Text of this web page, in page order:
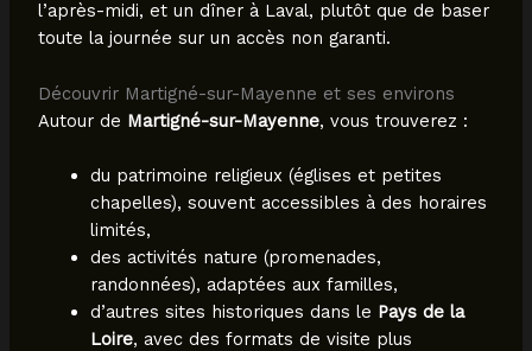
l’après-midi, et un dîner à Laval, plutôt que de baser
toute la journée sur un accès non garanti.
Découvrir Martigné-sur-Mayenne et ses environs
Autour de Martigné-sur-Mayenne, vous trouverez :
du patrimoine religieux (églises et petites
chapelles), souvent accessibles à des horaires
limités,
des activités nature (promenades,
randonnées), adaptées aux familles,
d’autres sites historiques dans le Pays de la
Loire, avec des formats de visite plus